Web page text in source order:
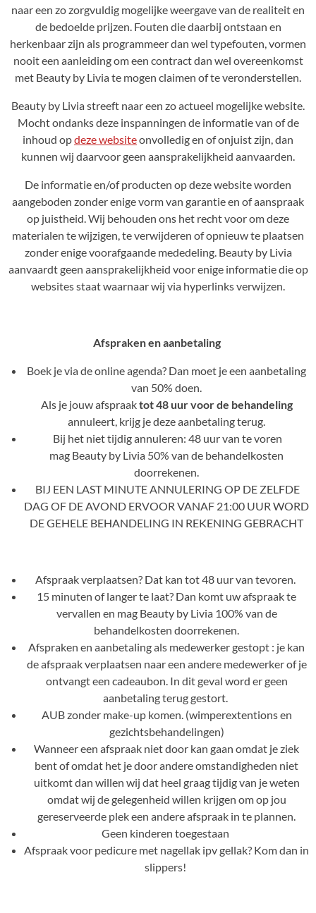
naar een zo zorgvuldig mogelijke weergave van de realiteit en
de bedoelde prijzen. Fouten die daarbij ontstaan en
herkenbaar zijn als programmeer dan wel typefouten, vormen
nooit een aanleiding om een contract dan wel overeenkomst
met Beauty by Livia te mogen claimen of te veronderstellen.
Beauty by Livia streeft naar een zo actueel mogelijke website.
Mocht ondanks deze inspanningen de informatie van of de
inhoud opdeze websiteonvolledig en of onjuist zijn, dan
kunnen wij daarvoor geen aansprakelijkheid aanvaarden.
De informatie en/of producten op deze website worden
aangeboden zonder enige vorm van garantie en of aanspraak
op juistheid. Wij behouden ons het recht voor om deze
materialen te wijzigen, te verwijderen of opnieuw te plaatsen
zonder enige voorafgaande mededeling. Beauty by Livia
aanvaardt geen aansprakelijkheid voor enige informatie die op
websites staat waarnaar wij via hyperlinks verwijzen.
Afspraken en aanbetaling
Boek je via de online agenda? Dan moet je een aanbetaling
van 50% doen.
Als je jouw afspraaktot 48 uur voor de behandeling
annuleert, krijg je deze aanbetaling terug.
Bij het niet tijdig annuleren: 48 uur van te voren
mag Beauty by Livia 50% van de behandelkosten
doorrekenen.
BIJ EEN LAST MINUTE ANNULERING OP DE ZELFDE
DAG OF DE AVOND ERVOOR VANAF 21:00 UUR WORD
DE GEHELE BEHANDELING IN REKENING GEBRACHT
Afspraak verplaatsen? Dat kan tot 48 uur van tevoren.
15 minuten of langer te laat? Dan komt uw afspraak te
vervallen en mag Beauty by Livia 100% van de
behandelkosten doorrekenen.
Afspraken en aanbetaling als medewerker gestopt : je kan
de afspraak verplaatsen naar een andere medewerker of je
ontvangt een cadeaubon. In dit geval word er geen
aanbetaling terug gestort.
AUB zonder make-up komen. (wimperextentions en
gezichtsbehandelingen)
Wanneer een afspraak niet door kan gaan omdat je ziek
bent of omdat het je door andere omstandigheden niet
uitkomt dan willen wij dat heel graag tijdig van je weten
omdat wij de gelegenheid willen krijgen om op jou
gereserveerde plek een andere afspraak in te plannen.
Geen kinderen toegestaan
Afspraak voor pedicure met nagellak ipv gellak? Kom dan in
slippers!